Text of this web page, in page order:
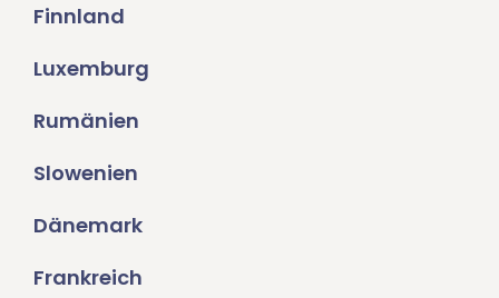
Finnland
Luxemburg
Rumänien
Slowenien
Dänemark
Frankreich